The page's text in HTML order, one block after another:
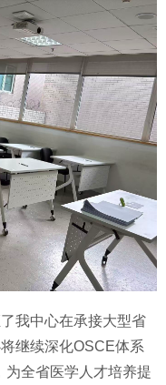
我中心在承接大型省
继续深化OSCE体系
全省医学人才培养提